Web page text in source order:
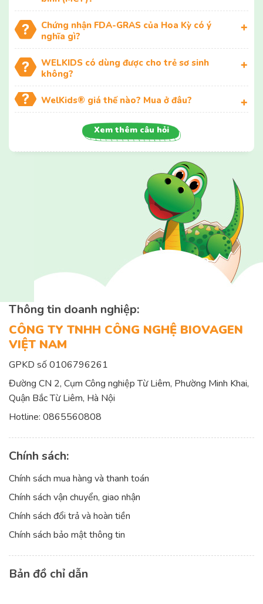
Chứng nhận FDA-GRAS của Hoa Kỳ có ý
nghĩa gì?
WELKIDS có dùng được cho trẻ sơ sinh
không?
WelKids® giá thế nào? Mua ở đâu?
Xem thêm câu hỏi
Thông tin doanh nghiệp:
CÔNG TY TNHH CÔNG NGHỆ BIOVAGEN
VIỆT NAM
GPKD số 0106796261
Đường CN 2, Cụm Công nghiệp Từ Liêm, Phường Minh Khai,
Quận Bắc Từ Liêm, Hà Nội
Hotline: 0865560808
Chính sách:
Chính sách mua hàng và thanh toán
Chính sách vận chuyển, giao nhận
Chính sách đổi trả và hoàn tiền
Chính sách bảo mật thông tin
Bản đồ chỉ dẫn